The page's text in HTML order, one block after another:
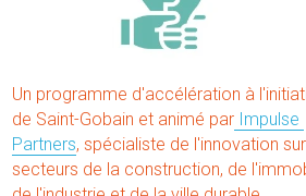
Un programme d'accélération à
de Saint-Gobain et animé par Impulse
Partners, spécialiste de l'innovation
secteurs de la construction, de